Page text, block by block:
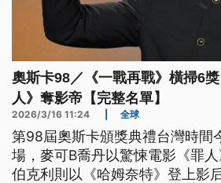
奧斯卡98／《一戰再戰》橫掃6
人》奪影帝【完整名單】
2026/3/16 11:24 全球
第98屆奧斯卡頒獎典禮台灣時間
場，麥可B喬丹以驚悚電影《罪
伯克利則以《哈姆奈特》登上影